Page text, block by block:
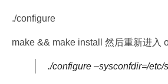
./configure
make && make install 然后重新进入
./configure –sysconfdir=/etc/